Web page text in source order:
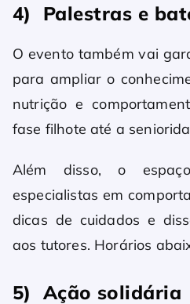
4) Palestras e
O evento também vai
para ampliar o
nutrição e
fase filhote até a
Além disso, o
especialistas em
dicas de cuidados e
aos tutores. Horários
5) Ação solidária